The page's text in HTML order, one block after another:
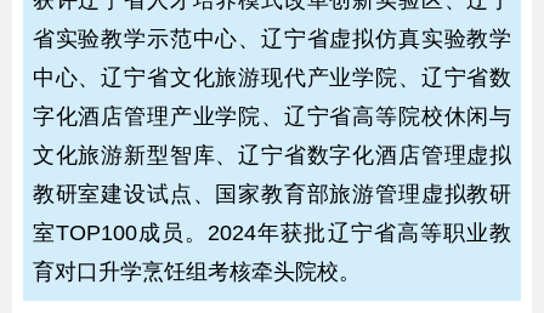
省实验教学示范中心、辽宁省虚拟仿真实验教学
中心、辽宁省文化旅游现代产业学院、辽宁省数
字化酒店管理产业学院、辽宁省高等院校休闲与
文化旅游新型智库、辽宁省数字化酒店管理虚拟
教研室建设试点、国家教育部旅游管理虚拟教研
室TOP100成员。2024年获批辽宁省高等职业教
育对口升学烹饪组考核牵头院校。